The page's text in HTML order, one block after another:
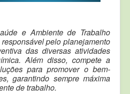
e Ambiente de Trabalho
pelo planejamento
das diversas atividades
Além disso, compete a
para promover o bem-
garantindo sempre máxima
de trabalho.